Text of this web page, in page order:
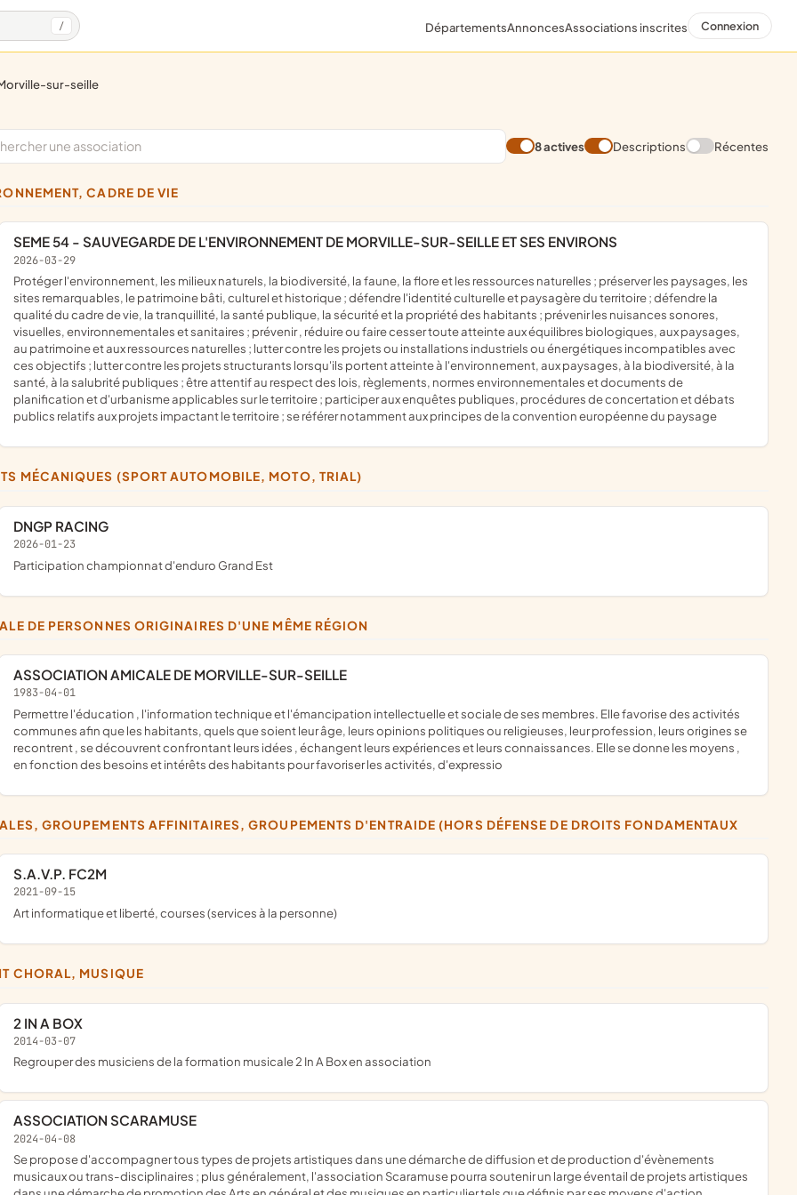
/ DépartementsAnnoncesAssociations inscrites Connexion
morville-sur-seille
8 actives Descriptions Récentes
CADRE DE VIE
SEME 54 - SAUVEGARDE DE L'ENVIRONNEMENT DE MORVILLE-SUR-SEILLE ET SES ENVIRONS
2026-03-29
protéger l'environnement, les milieux naturels, la biodiversité, la faune, la flore et les ressources naturelles ; préserver les paysages, les
sites remarquables, le patrimoine bâti, culturel et historique ; défendre l'identité culturelle et paysagère du territoire ; défendre la
qualité du cadre de vie, la tranquillité, la santé publique, la sécurité et la propriété des habitants ; prévenir les nuisances sonores,
visuelles, environnementales et sanitaires ; prévenir , réduire ou faire cesser toute atteinte aux équilibres biologiques, aux paysages,
au patrimoine et aux ressources naturelles ; lutter contre les projets ou installations industriels ou énergétiques incompatibles avec
ces objectifs ; lutter contre les projets structurants lorsqu'ils portent atteinte à l'environnement, aux paysages, à la biodiversité, à la
santé, à la salubrité publiques ; être attentif au respect des lois, règlements, normes environnementales et documents de
planification et d'urbanisme applicables sur le territoire ; participer aux enquêtes publiques, procédures de concertation et débats
publics relatifs aux projets impactant le territoire ; se référer notamment aux principes de la convention européenne du paysage
MÉCANIQUES (SPORT AUTOMOBILE, MOTO, TRIAL)
DNGP RACING
2026-01-23
participation championnat d'enduro Grand Est
DE PERSONNES ORIGINAIRES D'UNE MÊME RÉGION
ASSOCIATION AMICALE DE MORVILLE-SUR-SEILLE
1983-04-01
permettre l'éducation , l'information technique et l'émancipation intellectuelle et sociale de ses membres. Elle favorise des activités
communes afin que les habitants, quels que soient leur âge, leurs opinions politiques ou religieuses, leur profession, leurs origines se
recontrent , se découvrent confrontant leurs idées , échangent leurs expériences et leurs connaissances. Elle se donne les moyens ,
en fonction des besoins et intérêts des habitants pour favoriser les activités, d'expressio
GROUPEMENTS AFFINITAIRES, GROUPEMENTS D'ENTRAIDE (HORS DÉFENSE DE DROITS FONDAMENTAUX
S.A.V.P. FC2M
2021-09-15
art informatique et liberté, courses (services à la personne)
CHORAL, MUSIQUE
2 IN A BOX
2014-03-07
regrouper des musiciens de la formation musicale 2 In A Box en association
ASSOCIATION SCARAMUSE
2024-04-08
se propose d'accompagner tous types de projets artistiques dans une démarche de diffusion et de production d'évènements
musicaux ou trans-disciplinaires ; plus généralement, l'association Scaramuse pourra soutenir un large éventail de projets artistiques